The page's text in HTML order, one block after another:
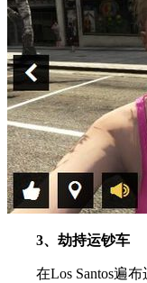
3、劫持运钞车
在Los Santos遍布